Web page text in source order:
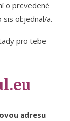
o provedené
sis objednal/a.
pro tebe
adresu